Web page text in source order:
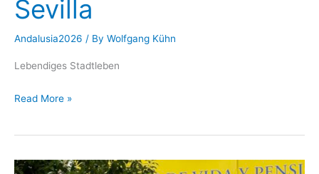
Sevilla
Andalusia2026 / By Wolfgang Kühn
Lebendiges Stadtleben
Sevilla
Read More »